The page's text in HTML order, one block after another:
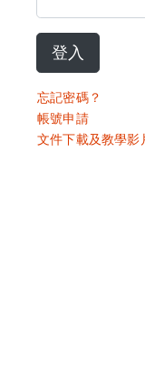
登入
忘記密碼？
帳號申請
文件下載及教學影